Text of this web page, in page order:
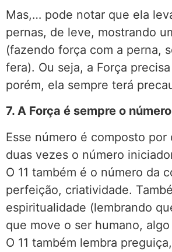
Mas,… pode notar que ela
pernas, de leve, mostrando
(fazendo força com a perna,
fera). Ou seja, a Força
porém, ela sempre terá
7. A Força é sempre o número
Esse número é composto por
duas vezes o número
O 11 também é o número da
perfeição, criatividade.
espiritualidade (lembrando
que move o ser humano,
O 11 também lembra preguiça,